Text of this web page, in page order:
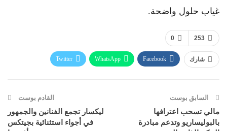
غياب حلول واضحة.
0 253
شارك Facebook
WhatsApp
Twitter
السابق بوست
مالي تسحب اعترافها
بالبوليساريو وتدعم مبادرة
القادم بوست
ليكسار تجمع الفنانين والجمهور
في أجواء استثنائية بجيتكس